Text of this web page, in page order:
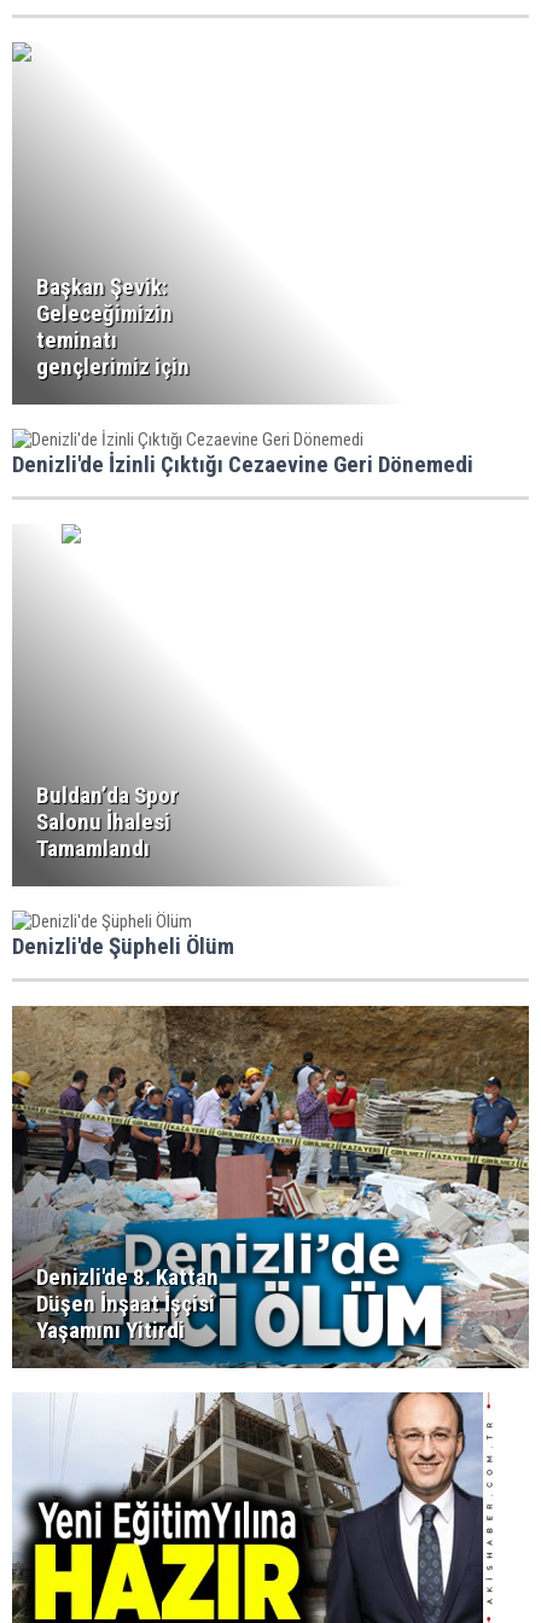
Başkan Şevik:
Geleceğimizin
teminatı
gençlerimiz için
Denizli'de İzinli Çıktığı Cezaevine Geri Dönemedi
Buldan’da Spor
Salonu İhalesi
Tamamlandı
Denizli'de Şüpheli Ölüm
Denizli'de 8. Kattan
Düşen İnşaat İşçisi
Yaşamını Yitirdi